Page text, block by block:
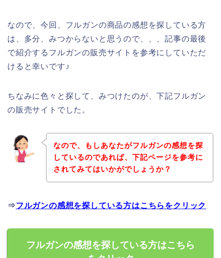
なので、今回、フルガンの商品の感想を探している方
は、多分、みつからないと思うので、、、記事の最後
で紹介するフルガンの販売サイトを参考にしていただ
けると幸いです♪
ちなみに色々と探して、みつけたのが、下記フルガン
の販売サイトでした。
なので、もしあなたがフルガンの感想を探
しているのであれば、下記ページを参考に
されてみてはいかがでしょうか？
⇒フルガンの感想を探している方はこちらをクリック
フルガンの感想を探している方はこちら